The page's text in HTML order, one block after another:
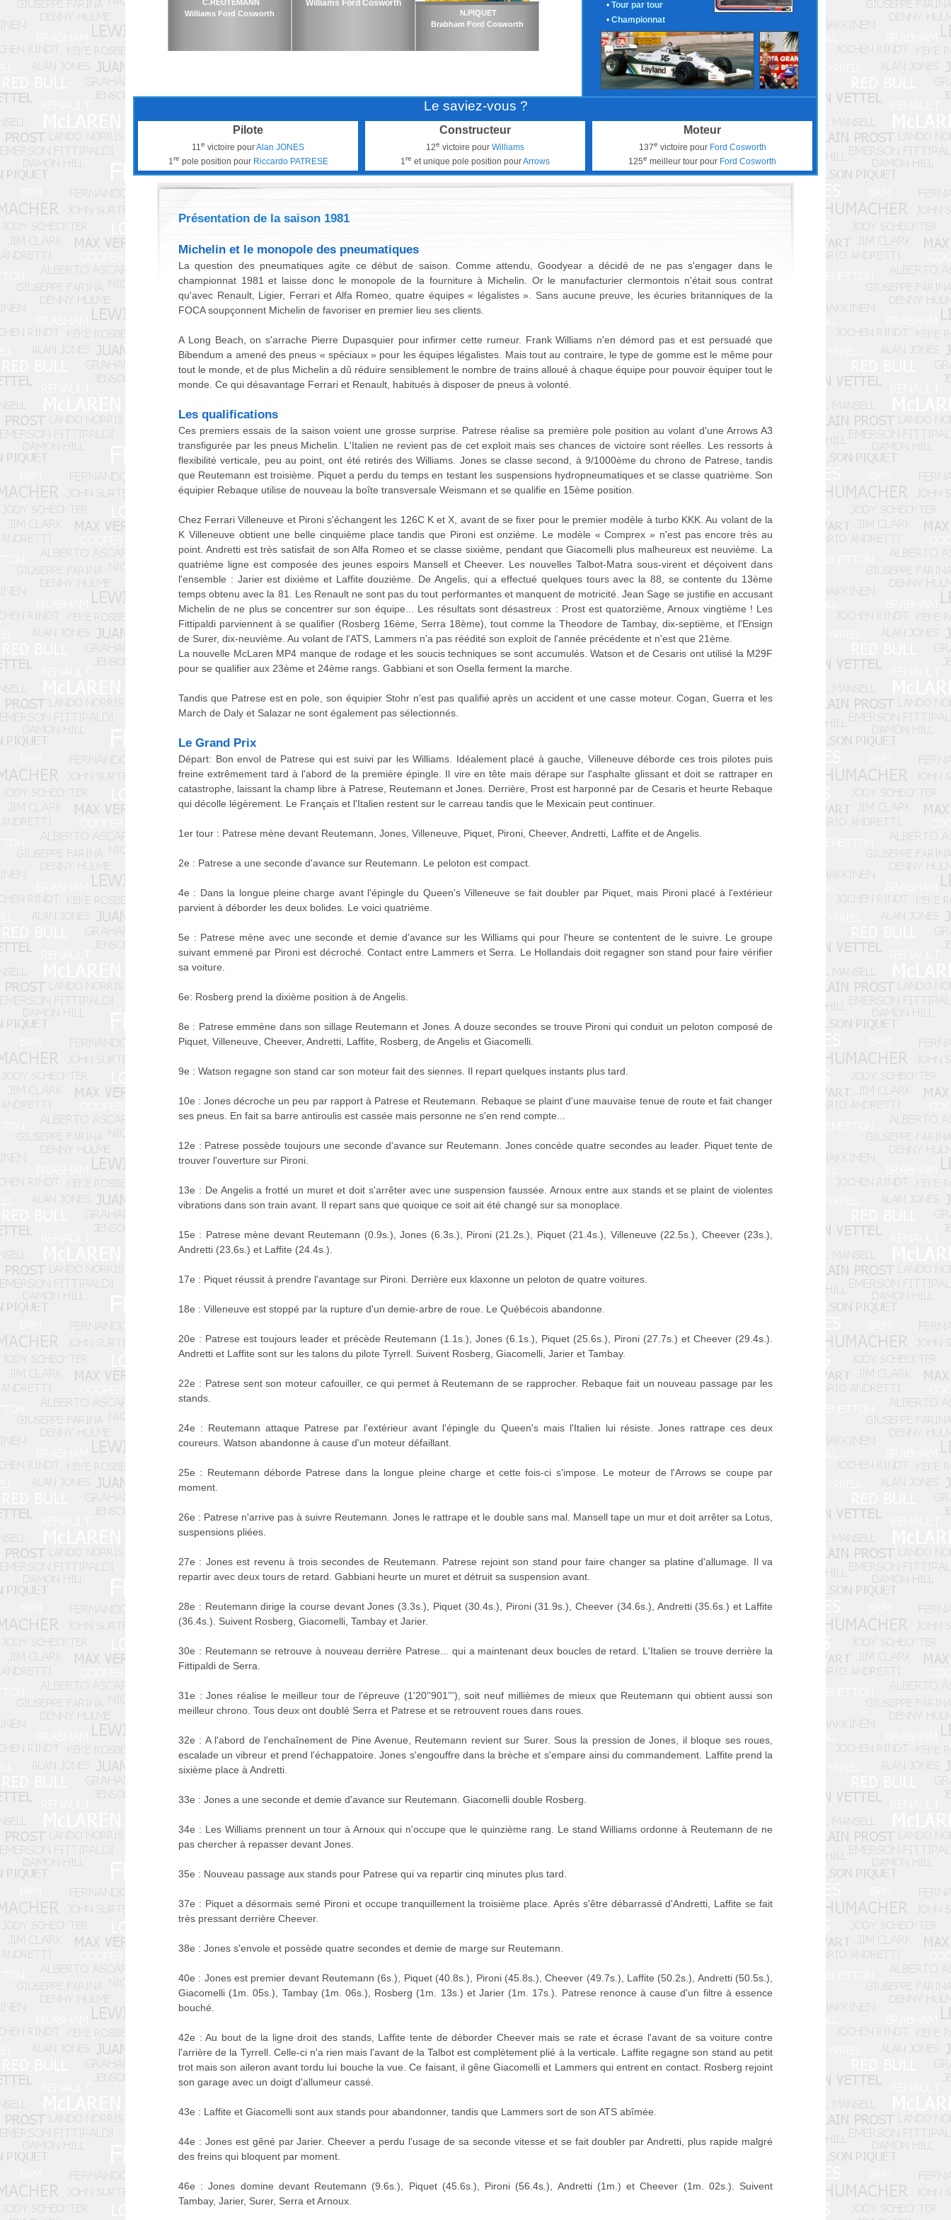
C.REUTEMANN
Williams Ford Cosworth
Williams Ford Cosworth
N.PIQUET
Brabham Ford Cosworth
• Tour par tour
• Championnat
Le saviez-vous ?
Pilote
11e victoire pourAlan JONES
1re pole position pour Riccardo PATRESE
Constructeur
12e victoire pour Williams
1re et unique pole position pourArrows
Moteur
137e victoire pour Ford Cosworth
125e meilleur tour pour Ford Cosworth
Présentation de la saison 1981
Michelin et le monopole des pneumatiques
La question des pneumatiques agite ce début de saison. Comme attendu, Goodyear a décidé de ne pas s'engager dans le
championnat 1981 et laisse donc le monopole de la fourniture à Michelin. Or le manufacturier clermontois n'était sous contrat
qu'avec Renault, Ligier, Ferrari et Alfa Romeo, quatre équipes « légalistes ». Sans aucune preuve, les écuries britanniques de la
FOCA soupçonnent Michelin de favoriser en premier lieu ses clients.
A Long Beach, on s'arrache Pierre Dupasquier pour infirmer cette rumeur. Frank Williams n'en démord pas et est persuadé que
Bibendum a amené des pneus « spéciaux » pour les équipes légalistes. Mais tout au contraire, le type de gomme est le même pour
tout le monde, et de plus Michelin a dû réduire sensiblement le nombre de trains alloué à chaque équipe pour pouvoir équiper tout le
monde. Ce qui désavantage Ferrari et Renault, habitués à disposer de pneus à volonté.
Les qualifications
Ces premiers essais de la saison voient une grosse surprise. Patrese réalise sa première pole position au volant d'une Arrows A3
transfigurée par les pneus Michelin. L'Italien ne revient pas de cet exploit mais ses chances de victoire sont réelles. Les ressorts à
flexibilité verticale, peu au point, ont été retirés des Williams. Jones se classe second, à 9/1000ème du chrono de Patrese, tandis
que Reutemann est troisième. Piquet a perdu du temps en testant les suspensions hydropneumatiques et se classe quatrième. Son
équipier Rebaque utilise de nouveau la boîte transversale Weismann et se qualifie en 15ème position.
Chez Ferrari Villeneuve et Pironi s'échangent les 126C K et X, avant de se fixer pour le premier modèle à turbo KKK. Au volant de la
K Villeneuve obtient une belle cinquième place tandis que Pironi est onzième. Le modèle « Comprex » n'est pas encore très au
point. Andretti est très satisfait de son Alfa Romeo et se classe sixième, pendant que Giacomelli plus malheureux est neuvième. La
quatrième ligne est composée des jeunes espoirs Mansell et Cheever. Les nouvelles Talbot-Matra sous-virent et déçoivent dans
l'ensemble : Jarier est dixième et Laffite douzième. De Angelis, qui a effectué quelques tours avec la 88, se contente du 13ème
temps obtenu avec la 81. Les Renault ne sont pas du tout performantes et manquent de motricité. Jean Sage se justifie en accusant
Michelin de ne plus se concentrer sur son équipe... Les résultats sont désastreux : Prost est quatorzième, Arnoux vingtième ! Les
Fittipaldi parviennent à se qualifier (Rosberg 16ème, Serra 18ème), tout comme la Theodore de Tambay, dix-septième, et l'Ensign
de Surer, dix-neuvième. Au volant de l'ATS, Lammers n'a pas réédité son exploit de l'année précédente et n'est que 21ème.
La nouvelle McLaren MP4 manque de rodage et les soucis techniques se sont accumulés. Watson et de Cesaris ont utilisé la M29F
pour se qualifier aux 23ème et 24ème rangs. Gabbiani et son Osella ferment la marche.
Tandis que Patrese est en pole, son équipier Stohr n'est pas qualifié après un accident et une casse moteur. Cogan, Guerra et les
March de Daly et Salazar ne sont également pas sélectionnés.
Le Grand Prix
Départ: Bon envol de Patrese qui est suivi par les Williams. Idéalement placé à gauche, Villeneuve déborde ces trois pilotes puis
freine extrêmement tard à l'abord de la première épingle. Il vire en tête mais dérape sur l'asphalte glissant et doit se rattraper en
catastrophe, laissant la champ libre à Patrese, Reutemann et Jones. Derrière, Prost est harponné par de Cesaris et heurte Rebaque
qui décolle légèrement. Le Français et l'Italien restent sur le carreau tandis que le Mexicain peut continuer.
1er tour : Patrese mène devant Reutemann, Jones, Villeneuve, Piquet, Pironi, Cheever, Andretti, Laffite et de Angelis.
2e : Patrese a une seconde d'avance sur Reutemann. Le peloton est compact.
4e : Dans la longue pleine charge avant l'épingle du Queen's Villeneuve se fait doubler par Piquet, mais Pironi placé à l'extérieur
parvient à déborder les deux bolides. Le voici quatrième.
5e : Patrese mène avec une seconde et demie d'avance sur les Williams qui pour l'heure se contentent de le suivre. Le groupe
suivant emmené par Pironi est décroché. Contact entre Lammers et Serra. Le Hollandais doit regagner son stand pour faire vérifier
sa voiture.
6e: Rosberg prend la dixième position à de Angelis.
8e : Patrese emmène dans son sillage Reutemann et Jones. A douze secondes se trouve Pironi qui conduit un peloton composé de
Piquet, Villeneuve, Cheever, Andretti, Laffite, Rosberg, de Angelis et Giacomelli.
9e : Watson regagne son stand car son moteur fait des siennes. Il repart quelques instants plus tard.
10e : Jones décroche un peu par rapport à Patrese et Reutemann. Rebaque se plaint d'une mauvaise tenue de route et fait changer
ses pneus. En fait sa barre antiroulis est cassée mais personne ne s'en rend compte...
12e : Patrese possède toujours une seconde d'avance sur Reutemann. Jones concède quatre secondes au leader. Piquet tente de
trouver l'ouverture sur Pironi.
13e : De Angelis a frotté un muret et doit s'arrêter avec une suspension faussée. Arnoux entre aux stands et se plaint de violentes
vibrations dans son train avant. Il repart sans que quoique ce soit ait été changé sur sa monoplace.
15e : Patrese mène devant Reutemann (0.9s.), Jones (6.3s.), Pironi (21.2s.), Piquet (21.4s.), Villeneuve (22.5s.), Cheever (23s.),
Andretti (23.6s.) et Laffite (24.4s.).
17e : Piquet réussit à prendre l'avantage sur Pironi. Derrière eux klaxonne un peloton de quatre voitures.
18e : Villeneuve est stoppé par la rupture d'un demie-arbre de roue. Le Québécois abandonne.
20e : Patrese est toujours leader et précède Reutemann (1.1s.), Jones (6.1s.), Piquet (25.6s.), Pironi (27.7s.) et Cheever (29.4s.).
Andretti et Laffite sont sur les talons du pilote Tyrrell. Suivent Rosberg, Giacomelli, Jarier et Tambay.
22e : Patrese sent son moteur cafouiller, ce qui permet à Reutemann de se rapprocher. Rebaque fait un nouveau passage par les
stands.
24e : Reutemann attaque Patrese par l'extérieur avant l'épingle du Queen's mais l'Italien lui résiste. Jones rattrape ces deux
coureurs. Watson abandonne à cause d'un moteur défaillant.
25e : Reutemann déborde Patrese dans la longue pleine charge et cette fois-ci s'impose. Le moteur de l'Arrows se coupe par
moment.
26e : Patrese n'arrive pas à suivre Reutemann. Jones le rattrape et le double sans mal. Mansell tape un mur et doit arrêter sa Lotus,
suspensions pliées.
27e : Jones est revenu à trois secondes de Reutemann. Patrese rejoint son stand pour faire changer sa platine d'allumage. Il va
repartir avec deux tours de retard. Gabbiani heurte un muret et détruit sa suspension avant.
28e : Reutemann dirige la course devant Jones (3.3s.), Piquet (30.4s.), Pironi (31.9s.), Cheever (34.6s.), Andretti (35.6s.) et Laffite
(36.4s.). Suivent Rosberg, Giacomelli, Tambay et Jarier.
30e : Reutemann se retrouve à nouveau derrière Patrese... qui a maintenant deux boucles de retard. L'Italien se trouve derrière la
Fittipaldi de Serra.
31e : Jones réalise le meilleur tour de l'épreuve (1'20''901'''), soit neuf millièmes de mieux que Reutemann qui obtient aussi son
meilleur chrono. Tous deux ont doublé Serra et Patrese et se retrouvent roues dans roues.
32e : A l'abord de l'enchaînement de Pine Avenue, Reutemann revient sur Surer. Sous la pression de Jones, il bloque ses roues,
escalade un vibreur et prend l'échappatoire. Jones s'engouffre dans la brèche et s'empare ainsi du commandement. Laffite prend la
sixième place à Andretti.
33e : Jones a une seconde et demie d'avance sur Reutemann. Giacomelli double Rosberg.
34e : Les Williams prennent un tour à Arnoux qui n'occupe que le quinzième rang. Le stand Williams ordonne à Reutemann de ne
pas chercher à repasser devant Jones.
35e : Nouveau passage aux stands pour Patrese qui va repartir cinq minutes plus tard.
37e : Piquet a désormais semé Pironi et occupe tranquillement la troisième place. Après s'être débarrassé d'Andretti, Laffite se fait
très pressant derrière Cheever.
38e : Jones s'envole et possède quatre secondes et demie de marge sur Reutemann.
40e : Jones est premier devant Reutemann (6s.), Piquet (40.8s.), Pironi (45.8s.), Cheever (49.7s.), Laffite (50.2s.), Andretti (50.5s.),
Giacomelli (1m. 05s.), Tambay (1m. 06s.), Rosberg (1m. 13s.) et Jarier (1m. 17s.). Patrese renonce à cause d'un filtre à essence
bouché.
42e : Au bout de la ligne droit des stands, Laffite tente de déborder Cheever mais se rate et écrase l'avant de sa voiture contre
l'arrière de la Tyrrell. Celle-ci n'a rien mais l'avant de la Talbot est complètement plié à la verticale. Laffite regagne son stand au petit
trot mais son aileron avant tordu lui bouche la vue. Ce faisant, il gêne Giacomelli et Lammers qui entrent en contact. Rosberg rejoint
son garage avec un doigt d'allumeur cassé.
43e : Laffite et Giacomelli sont aux stands pour abandonner, tandis que Lammers sort de son ATS abîmée.
44e : Jones est gêné par Jarier. Cheever a perdu l'usage de sa seconde vitesse et se fait doubler par Andretti, plus rapide malgré
des freins qui bloquent par moment.
46e : Jones domine devant Reutemann (9.6s.), Piquet (45.6s.), Pironi (56.4s.), Andretti (1m.) et Cheever (1m. 02s.). Suivent
Tambay, Jarier, Surer, Serra et Arnoux.